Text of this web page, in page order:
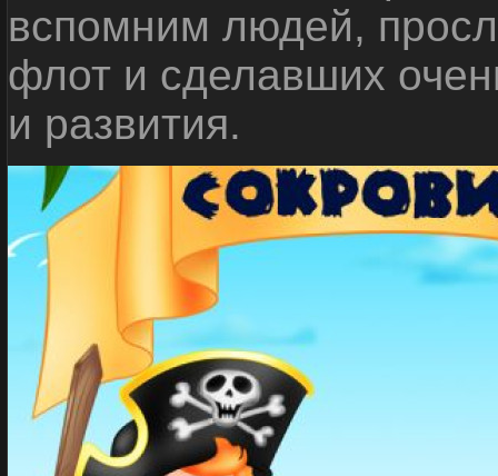
вспомним людей,
флот и сделавших
и развития.